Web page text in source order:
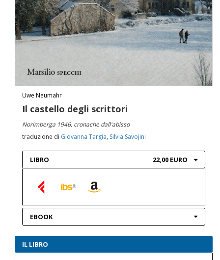
Uwe Neumahr
Il castello degli scrittori
Norimberga 1946, cronache dall'abisso
traduzione di Giovanna Targia, Silvia Savojini
LIBRO 22,00 EURO
EBOOK
IL LIBRO